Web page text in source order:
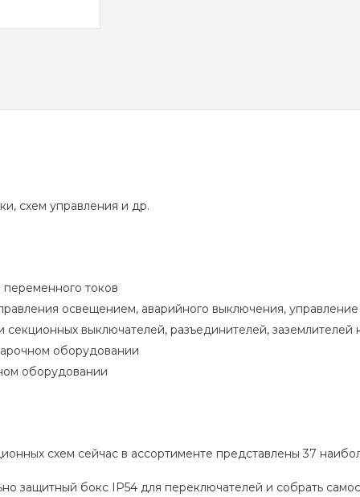
схем управления и др.
токов
освещением, аварийного выключения,
выключателей, разъединителей, заземлителей
оборудовании
оборудовании
схем сейчас в ассортименте представлены 37
защитный бокс IP54 для переключателей и собрать